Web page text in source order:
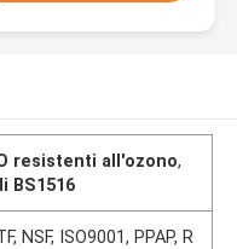
resistenti all'ozono,
BS1516
NSF, ISO9001, PPAP, R